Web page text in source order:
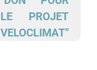
LE PROJET
VELOCLIMAT"